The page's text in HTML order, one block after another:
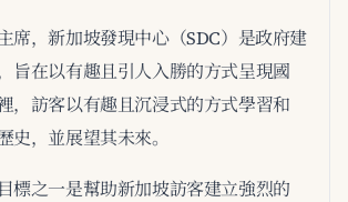
席，新加坡發現中心（SDC）是政府建
旨在以有趣且引人入勝的方式呈現國
，訪客以有趣且沉浸式的方式學習和
史，並展望其未來。
標之一是幫助新加坡訪客建立強烈的